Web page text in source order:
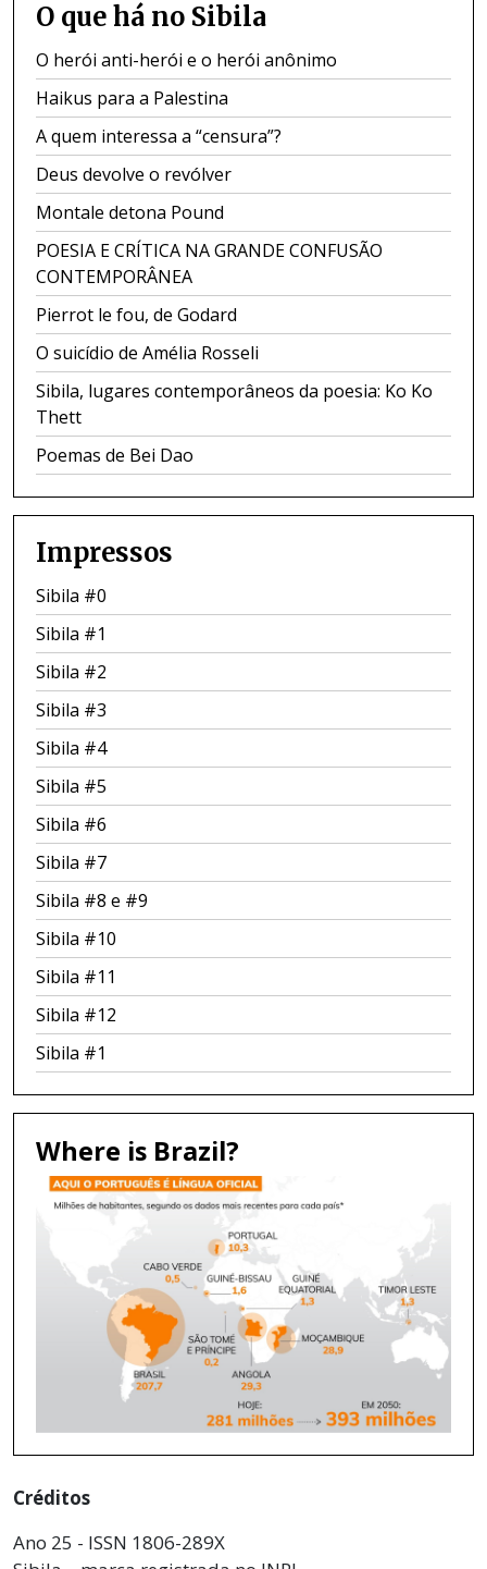
O que há no Sibila
O herói anti-herói e o herói anônimo
Haikus para a Palestina
A quem interessa a “censura”?
Deus devolve o revólver
Montale detona Pound
POESIA E CRÍTICA NA GRANDE CONFUSÃO
CONTEMPORÂNEA
Pierrot le fou, de Godard
O suicídio de Amélia Rosseli
Sibila, lugares contemporâneos da poesia: Ko Ko
Thett
Poemas de Bei Dao
Impressos
Sibila #0
Sibila #1
Sibila #2
Sibila #3
Sibila #4
Sibila #5
Sibila #6
Sibila #7
Sibila #8 e #9
Sibila #10
Sibila #11
Sibila #12
Sibila #1
Where is Brazil?
Créditos
Ano 25 - ISSN 1806-289X